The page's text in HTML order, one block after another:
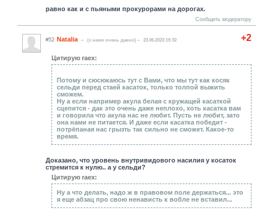
равно как и с пьяными прокурорами на дорогах.
Сообщить модератору
+2
#52 Natalia (c нами очень давно) 23.06.2023 19:32
Цитирую raex:
Потому и сюсюкаюсь тут с Вами, что мы тут как косяк
сельди перед стаей касаток, только толпой выжить
сможем.
Ну а если например акула белая с кружащей касаткой
сцепится - дак это очень даже неплохо, хоть касатка вам
и говорила что акула нас не любит. Пусть не любит, зато
она нами не питается. И даже если касатка победит -
потрёпаная нас грызть так сильно не сможет. Какое-то
время.
Доказано, что уровень внутривидового насилия у косаток
стремится к нулю.. а у сельди?
Цитирую raex:
Ну а что делать, надо ж в правовом поле держаться... это
я еще абзац про свою ненависть к вобле не вставил...